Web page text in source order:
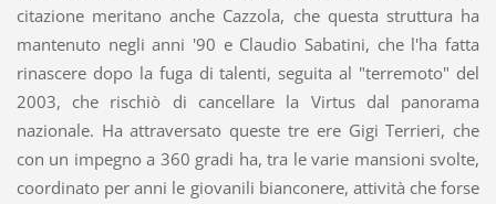
citazione meritano anche Cazzola, che questa struttura ha
mantenuto negli anni '90 e Claudio Sabatini, che l'ha fatta
rinascere dopo la fuga di talenti, seguita al "terremoto" del
2003, che rischiò di cancellare la Virtus dal panorama
nazionale. Ha attraversato queste tre ere Gigi Terrieri, che
con un impegno a 360 gradi ha, tra le varie mansioni svolte,
coordinato per anni le giovanili bianconere, attività che forse